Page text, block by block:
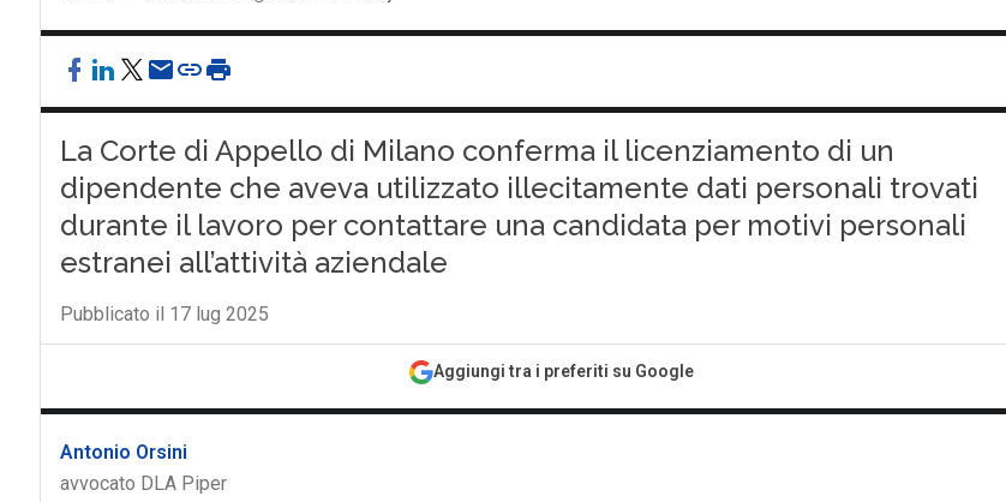
La Corte di Appello di Milano conferma il licenziamento di un
dipendente che aveva utilizzato illecitamente dati personali trovati
durante il lavoro per contattare una candidata per motivi personali
estranei all’attività aziendale
Pubblicato il 17 lug 2025
Aggiungi tra i preferiti su Google
Antonio Orsini
avvocato DLA Piper